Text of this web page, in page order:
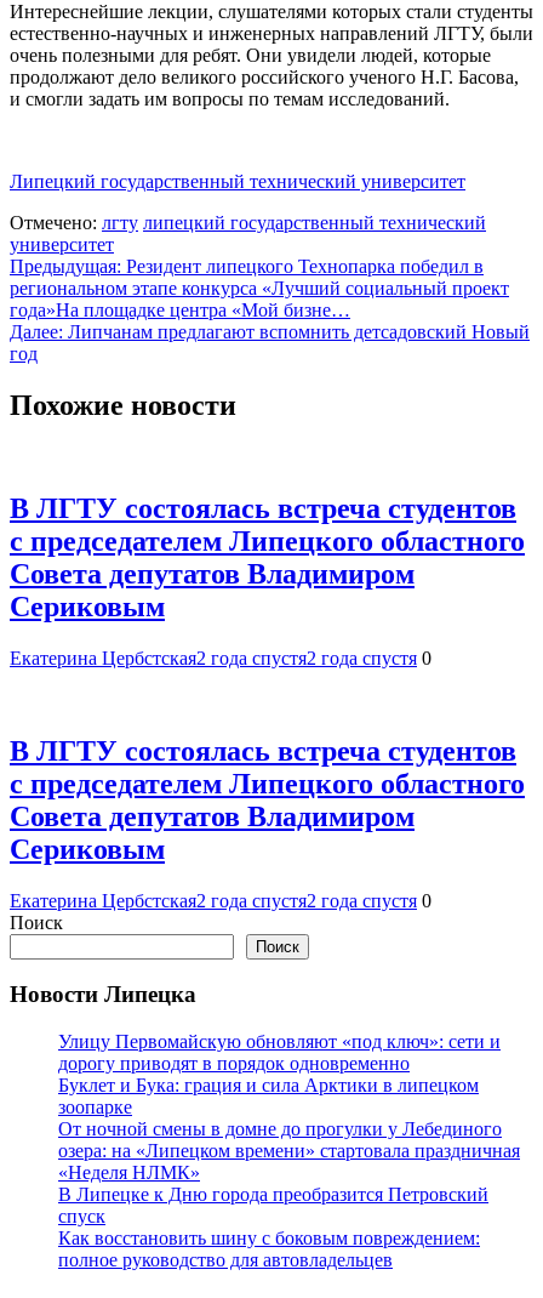
Интереснейшие лекции, слушателями которых стали студенты
естественно-научных и инженерных направлений ЛГТУ, были
очень полезными для ребят. Они увидели людей, которые
продолжают дело великого российского ученого Н.Г. Басова,
и смогли задать им вопросы по темам исследований.
Липецкий государственный технический университет
Отмечено: лгту липецкий государственный технический
университет
Навигация
по
записям
Предыдущая: Резидент липецкого Технопарка победил в
региональном этапе конкурса «Лучший социальный проект
года»На площадке центра «Мой бизне…
Далее: Липчанам предлагают вспомнить детсадовский Новый
год
Похожие новости
В ЛГТУ состоялась встреча студентов
с председателем Липецкого областного
Совета депутатов Владимиром
Сериковым
Екатерина Цербстская2 года спустя2 года спустя 0
В ЛГТУ состоялась встреча студентов
с председателем Липецкого областного
Совета депутатов Владимиром
Сериковым
Екатерина Цербстская2 года спустя2 года спустя 0
Поиск
Поиск
Новости Липецка
Улицу Первомайскую обновляют «под ключ»: сети и
дорогу приводят в порядок одновременно
Буклет и Бука: грация и сила Арктики в липецком
зоопарке
От ночной смены в домне до прогулки у Лебединого
озера: на «Липецком времени» стартовала праздничная
«Неделя НЛМК»
В Липецке к Дню города преобразится Петровский
спуск
Как восстановить шину с боковым повреждением:
полное руководство для автовладельцев